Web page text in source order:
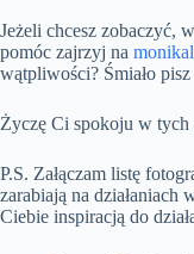
Jeżeli chcesz zobaczyć,
pomóc zajrzyj na
wątpliwości? Śmiało
Życzę Ci spokoju w tych
P.S. Załączam listę
zarabiają na działaniach
Ciebie inspiracją do